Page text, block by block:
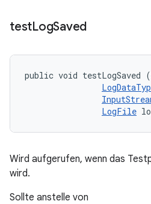
testLogSaved
public void testLogSaved
LogFile
Wird aufgerufen, wenn das
wird.
Sollte anstelle von